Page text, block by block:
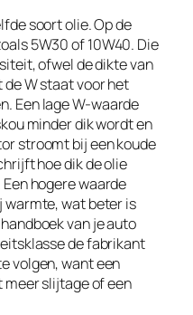
soort olie. Op de
5W30 of 10W40. Die
ofwel de dikte van
W staat voor het
Een lage W-waarde
minder dik wordt en
stroomt bij een koude
hoe dik de olie
hogere waarde
warmte, wat beter is
van je auto
de fabrikant
volgen, want een
meer slijtage of een